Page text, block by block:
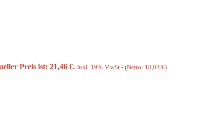
Preis ist: 21,46 €. Inkl. 19% MwSt - (Netto: 18,03 €)